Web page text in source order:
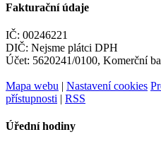
Fakturační údaje
IČ: 00246221
DIČ: Nejsme plátci DPH
Účet: 5620241/0100, Komerční
Mapa webu | Nastavení cookies
přístupnosti | RSS
Úřední hodiny